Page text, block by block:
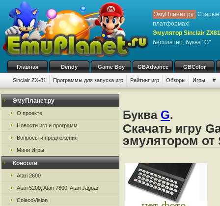
ЭмуПланет.ру: Старые
платформах!
Эмулятор Sinclair ZX81
бесплатно, буква "G"
Главная Dendy Game Boy GBAdvance GBColor
Sinclair ZX-81 Программы для запуска игр Рейтинг игр Обзоры Игры: #
ЭмуПланет.ру
О проекте
Новости игр и программ
Вопросы и предложения
Мини Игры
Консоли
Atari 2600
Atari 5200, Atari 7800, Atari Jaguar
ColecoVision
Буква G.
Скачать игру
эмулятором от